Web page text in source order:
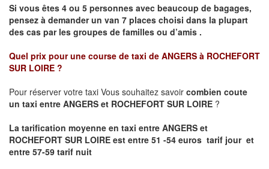
Si vous êtes 4 ou 5 personnes avec beaucoup de bagages,
pensez à demander un van 7 places choisi dans la plupart
des cas par les groupes de familles ou d’amis .
Quel prix pour une course de taxi de ANGERS à ROCHEFORT
SUR LOIRE ?
Pour réserver votre taxi Vous souhaitez savoir combien coute
un taxi entre ANGERS et ROCHEFORT SUR LOIRE ?
La tarification moyenne en taxi entre ANGERS et
ROCHEFORT SUR LOIRE est entre 51 -54 euros tarif jour et
entre 57-59 tarif nuit